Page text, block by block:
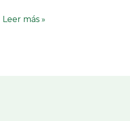
Leer más »